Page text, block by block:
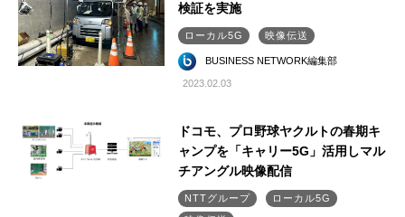
検証を実施
ローカル5G 映像伝送
BUSINESS NETWORK編集部
2023.02.03
ドコモ、プロ野球ヤクルトの春期キ
ャンプを「キャリー5G」活用しマル
チアングル映像配信
NTTグループ
ローカル5G